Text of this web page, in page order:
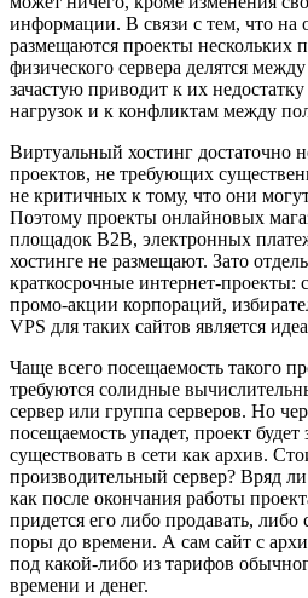
информации. В связи с тем, что на
размещаются проекты нескольких
физического сервера делятся
зачастую приводит к их
нагрузок и к конфликтам между
Виртуальный хостинг достаточно
проектов, не требующих
не критичных к тому, что они
Поэтому проекты онлайновых
площадок B2B, электронных
хостинге не размещают. Зато
краткосрочные интернет-проекты:
промо-акции корпораций,
VPS для таких сайтов является
Чаще всего посещаемость такого
требуются солидные
сервер или группа серверов. Но
посещаемость упадет, проект будет
существовать в сети как архив.
производительный сервер? Вряд
как после окончания работы
придется его либо продавать, либо
поры до времени. А сам сайт с
под какой-либо из тарифов
времени и денег.